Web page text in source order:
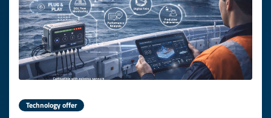
Technology offer